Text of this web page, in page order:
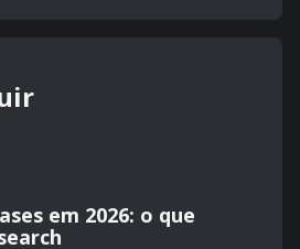
em 2026: o que